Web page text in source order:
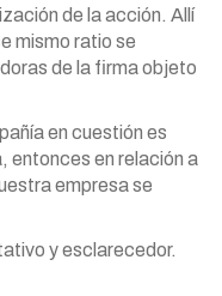
de la acción. Allí
mismo ratio se
de la firma objeto
en cuestión es
entonces en relación a
empresa se
y esclarecedor.